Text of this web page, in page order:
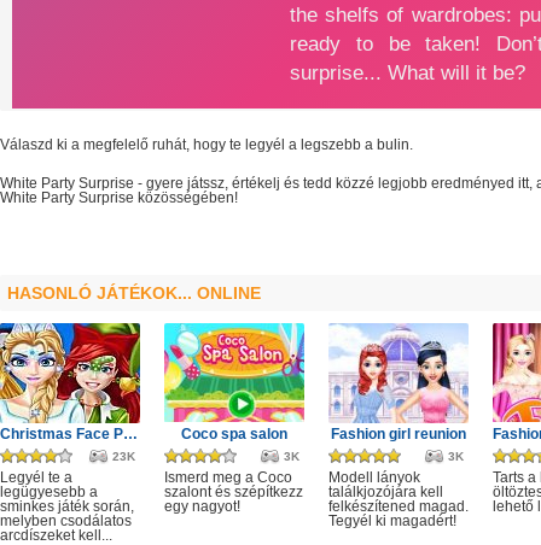
Válaszd ki a megfelelő ruhát, hogy te legyél a legszebb a bulin.
White Party Surprise - gyere játssz, értékelj és tedd közzé legjobb eredményed itt,
White Party Surprise közösségében!
HASONLÓ JÁTÉKOK... ONLINE
Christmas Face Painting
23K
Legyél te a
legügyesebb a
sminkes játék során,
melyben csodálatos
arcdíszeket kell...
Coco spa salon
3K
Ismerd meg a Coco
szalont és szépítkezz
egy nagyot!
Fashion girl reunion
3K
Modell lányok
találkjozójára kell
felkészítened magad.
Tegyél ki magadért!
Tarts
lehető